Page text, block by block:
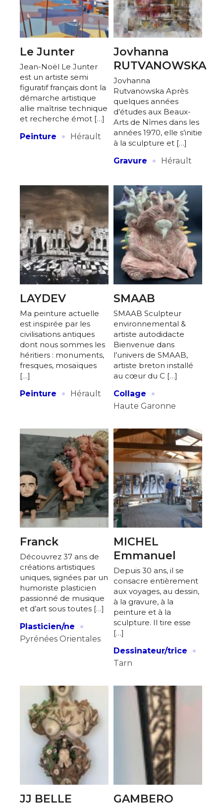
Le Junter
Jean-Noël Le Junter
est un artiste semi
figuratif français dont la
démarche artistique
allie maîtrise technique
et recherche émot […]
Peinture
· Hérault
Jovhanna
RUTVANOWSKA
Jovhanna
Rutvanowska Après
quelques années
d’études aux Beaux-
Arts de Nîmes dans les
années 1970, elle s’initie
à la sculpture et […]
Gravure
· Hérault
LAYDEV
Ma peinture actuelle
est inspirée par les
civilisations antiques
dont nous sommes les
héritiers : monuments,
fresques, mosaïques
[…]
Peinture
· Hérault
SMAAB
SMAAB Sculpteur
environnemental &
artiste autodidacte
Bienvenue dans
l’univers de SMAAB,
artiste breton installé
au cœur du C […]
Collage
·
Haute Garonne
Franck
Découvrez 37 ans de
créations artistiques
uniques, signées par un
humoriste plasticien
passionné de musique
et d’art sous toutes […]
Plasticien/ne
·
Pyrénées Orientales
MICHEL
Emmanuel
Depuis 30 ans, il se
consacre entièrement
aux voyages, au dessin,
à la gravure, à la
peinture et à la
sculpture. Il tire esse
[…]
Dessinateur/trice
·
Tarn
JJ BELLE GAMBERO